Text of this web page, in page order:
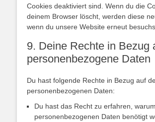
Cookies deaktiviert sind. Wenn du die
deinem Browser löscht, werden diese
wenn du unsere Website erneut
9. Deine Rechte in Bezug
personenbezogene Daten
Du hast folgende Rechte in Bezug auf
personenbezogenen Daten:
Du hast das Recht zu erfahren,
personenbezogenen Daten benötigt